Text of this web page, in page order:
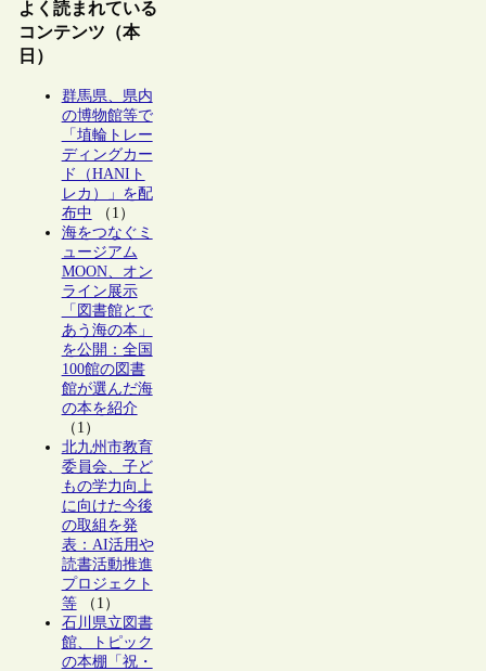
よく読まれている
コンテンツ（本
日）
群馬県、県内
の博物館等で
「埴輪トレー
ディングカー
ド（HANIト
レカ）」を配
布中 （1）
海をつなぐミ
ュージアム
MOON、オン
ライン展示
「図書館とで
あう海の本」
を公開：全国
100館の図書
館が選んだ海
の本を紹介
（1）
北九州市教育
委員会、子ど
もの学力向上
に向けた今後
の取組を発
表：AI活用や
読書活動推進
プロジェクト
等（1）
石川県立図書
館、トピック
の本棚「祝・